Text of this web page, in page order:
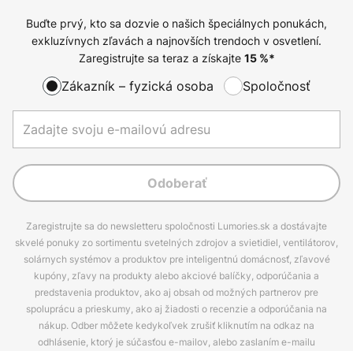
Buďte prvý, kto sa dozvie o našich špeciálnych ponukách,
exkluzívnych zľavách a najnovších trendoch v osvetlení.
Zaregistrujte sa teraz a získajte 15%*
Zákazník – fyzická osoba Spoločnosť
Odoberať
Zaregistrujte sa do newsletteru spoločnosti Lumories.sk a dostávajte
skvelé ponuky zo sortimentu svetelných zdrojov a svietidiel, ventilátorov,
solárnych systémov a produktov pre inteligentnú domácnosť, zľavové
kupóny, zľavy na produkty alebo akciové balíčky, odporúčania a
predstavenia produktov, ako aj obsah od možných partnerov pre
spoluprácu a prieskumy, ako aj žiadosti o recenzie a odporúčania na
nákup. Odber môžete kedykoľvek zrušiť kliknutím na odkaz na
odhlásenie, ktorý je súčasťou e-mailov, alebo zaslaním e-mailu